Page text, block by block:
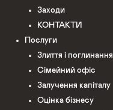
Заходи
КОНТАКТИ
Послуги
Злиття і поглинання
Сімейний офіс
Залучення капіталу
Оцінка бізнесу